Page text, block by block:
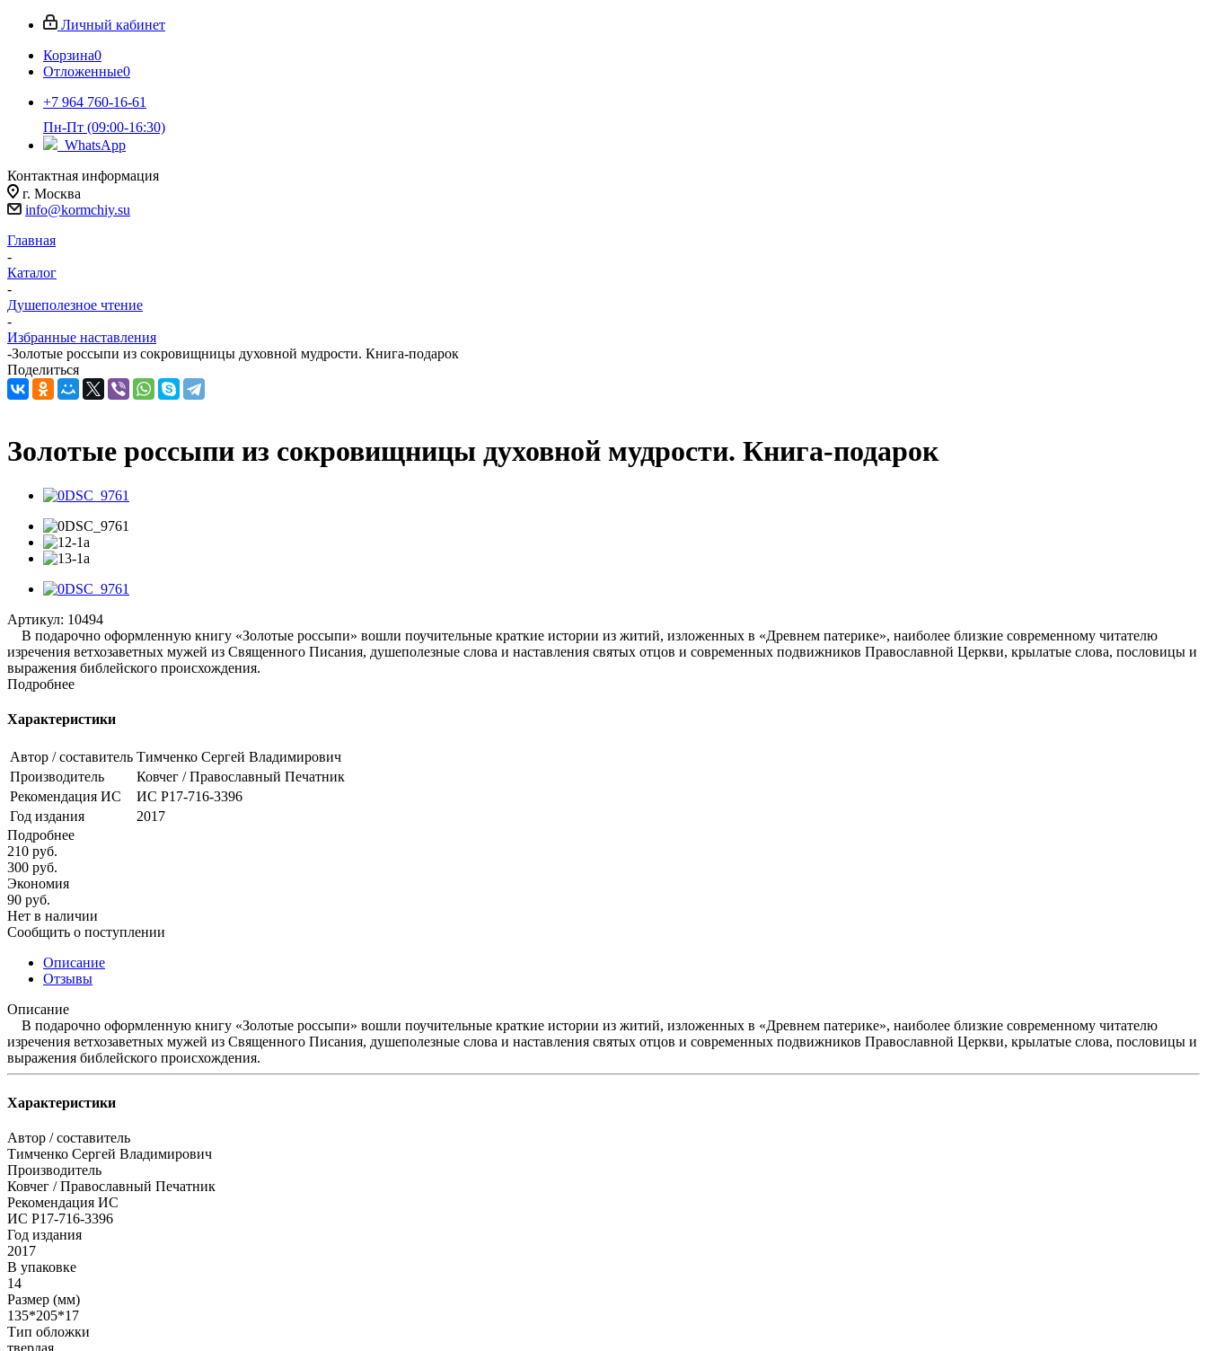
Личный кабинет
Корзина0
Отложенные0
+7 964 760-16-61
Пн-Пт (09:00-16:30)
WhatsApp
Контактная информация
г. Москва
info@kormchiy.su
Главная
-
Каталог
-
Душеполезное чтение
-
Избранные наставления
-Золотые россыпи из сокровищницы духовной мудрости. Книга-подарок
Поделиться
Золотые россыпи из сокровищницы духовной мудрости. Книга-подарок
Артикул: 10494
В подарочно оформленную книгу «Золотые россыпи» вошли поучительные краткие истории из житий, изложенных в «Древнем патерике», наиболее близкие современному читателю
изречения ветхозаветных мужей из Священного Писания, душеполезные слова и наставления святых отцов и современных подвижников Православной Церкви, крылатые слова, пословицы и
выражения библейского происхождения.
Подробнее
Характеристики
Автор / составитель Тимченко Сергей Владимирович
Производитель
Ковчег / Православный Печатник
Рекомендация ИС
ИС Р17-716-3396
Год издания
2017
Подробнее
210 руб.
300 руб.
Экономия
90 руб.
Нет в наличии
Сообщить о поступлении
Описание
Отзывы
Описание
В подарочно оформленную книгу «Золотые россыпи» вошли поучительные краткие истории из житий, изложенных в «Древнем патерике», наиболее близкие современному читателю
изречения ветхозаветных мужей из Священного Писания, душеполезные слова и наставления святых отцов и современных подвижников Православной Церкви, крылатые слова, пословицы и
выражения библейского происхождения.
Характеристики
Автор / составитель
Тимченко Сергей Владимирович
Производитель
Ковчег / Православный Печатник
Рекомендация ИС
ИС Р17-716-3396
Год издания
2017
В упаковке
14
Размер (мм)
135*205*17
Тип обложки
твердая